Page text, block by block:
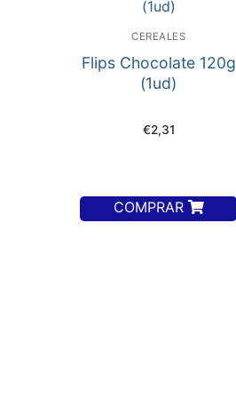
CEREALES
Flips Chocolate 120g
(1ud)
€2,31
COMPRAR